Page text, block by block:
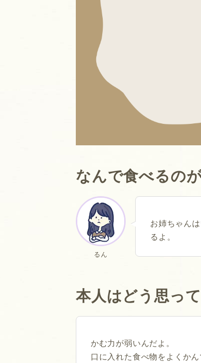
なんで食べるの
るん
お姉ちゃん
るよ。
本人はどう思っ
かむ力が弱いんだよ。
口に入れた食べ物をよくか